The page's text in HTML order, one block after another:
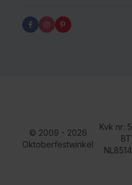
© 2009 - 2026
Oktoberfestwinkel
Kvk nr: